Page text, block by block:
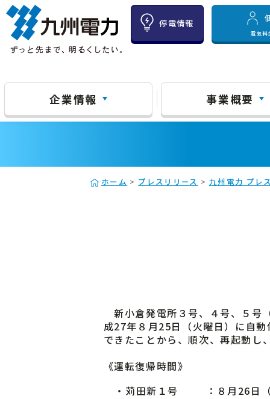
停電情報
電気料
企業情報 事業概要
ホーム > プレスリリース > 九州電力 プレ
新小倉発電所３号、４号、５号
成27年８月25日（火曜日）に自
できたことから、順次、再起動し
《運転復帰時間》
・ 苅田新１号
：８月26日